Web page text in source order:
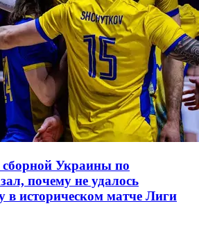
Украины по
почему не удалось
историческом матче Лиги